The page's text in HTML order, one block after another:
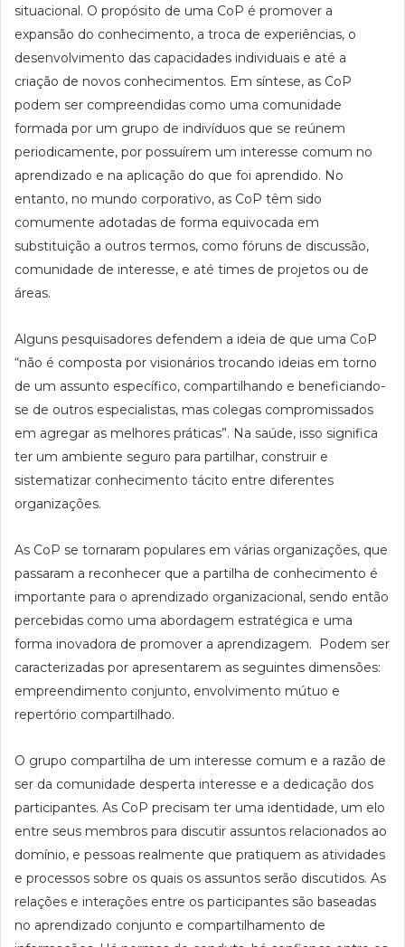
situacional. O propósito de uma CoP é promover a
expansão do conhecimento, a troca de experiências, o
desenvolvimento das capacidades individuais e até a
criação de novos conhecimentos. Em síntese, as CoP
podem ser compreendidas como uma comunidade
formada por um grupo de indivíduos que se reúnem
periodicamente, por possuírem um interesse comum no
aprendizado e na aplicação do que foi aprendido. No
entanto, no mundo corporativo, as CoP têm sido
comumente adotadas de forma equivocada em
substituição a outros termos, como fóruns de discussão,
comunidade de interesse, e até times de projetos ou de
áreas.
Alguns pesquisadores defendem a ideia de que uma CoP
“não é composta por visionários trocando ideias em torno
de um assunto específico, compartilhando e beneficiando-
se de outros especialistas, mas colegas compromissados
em agregar as melhores práticas”. Na saúde, isso significa
ter um ambiente seguro para partilhar, construir e
sistematizar conhecimento tácito entre diferentes
organizações.
As CoP se tornaram populares em várias organizações, que
passaram a reconhecer que a partilha de conhecimento é
importante para o aprendizado organizacional, sendo então
percebidas como uma abordagem estratégica e uma
forma inovadora de promover a aprendizagem. Podem ser
caracterizadas por apresentarem as seguintes dimensões:
empreendimento conjunto, envolvimento mútuo e
repertório compartilhado.
O grupo compartilha de um interesse comum e a razão de
ser da comunidade desperta interesse e a dedicação dos
participantes. As CoP precisam ter uma identidade, um elo
entre seus membros para discutir assuntos relacionados ao
domínio, e pessoas realmente que pratiquem as atividades
e processos sobre os quais os assuntos serão discutidos. As
relações e interações entre os participantes são baseadas
no aprendizado conjunto e compartilhamento de